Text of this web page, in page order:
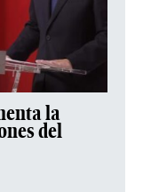
la
del